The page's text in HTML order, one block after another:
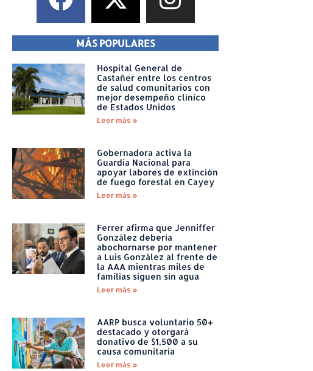
MÁS POPULARES
Hospital General de
Castañer entre los centros
de salud comunitarios con
mejor desempeño clínico
de Estados Unidos
Leer más »
Gobernadora activa la
Guardia Nacional para
apoyar labores de extinción
de fuego forestal en Cayey
Leer más »
Ferrer afirma que Jenniffer
González debería
abochornarse por mantener
a Luis González al frente de
la AAA mientras miles de
familias siguen sin agua
Leer más »
AARP busca voluntario 50+
destacado y otorgará
donativo de $1,500 a su
causa comunitaria
Leer más »